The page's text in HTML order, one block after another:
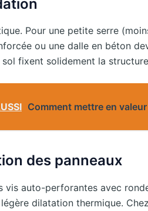
Pour une petite serre
ou une dalle en béton
sol fixent solidement la
Comment mettre en
des panneaux
vis auto-perforantes avec
dilatation thermique. Chez